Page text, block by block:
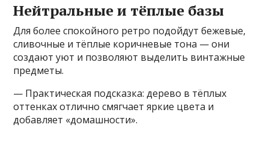
Нейтральные и тёплые базы
Для более спокойного ретро подойдут бежевые,
сливочные и тёплые коричневые тона — они
создают уют и позволяют выделить винтажные
предметы.
— Практическая подсказка: дерево в тёплых
оттенках отлично смягчает яркие цвета и
добавляет «домашности».